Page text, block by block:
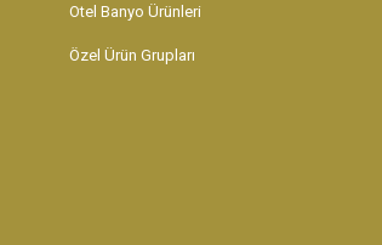
Otel Banyo Ürünleri
Özel Ürün Grupları